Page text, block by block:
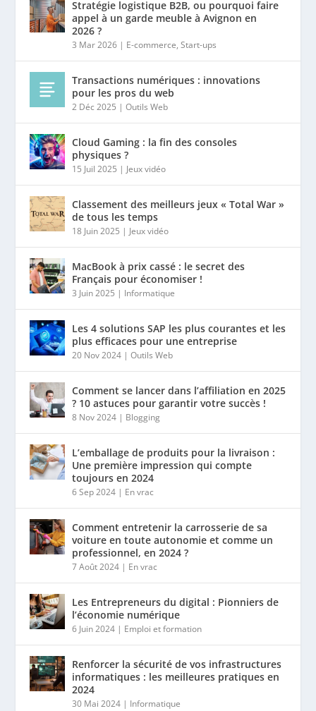
Stratégie logistique B2B, ou pourquoi faire
appel à un garde meuble à Avignon en
2026 ?
3 Mar 2026 | E-commerce,Start-ups
Transactions numériques : innovations
pour les pros du web
2 Déc 2025 |Outils Web
Cloud Gaming : la fin des consoles
physiques ?
15 Juil 2025 | Jeux vidéo
Classement des meilleurs jeux « Total War »
de tous les temps
18 Juin 2025 | Jeux vidéo
MacBook à prix cassé : le secret des
Français pour économiser !
3 Juin 2025 | Informatique
Les 4 solutions SAP les plus courantes et les
plus efficaces pour une entreprise
20 Nov 2024 |Outils Web
Comment se lancer dans l’affiliation en 2025
? 10 astuces pour garantir votre succès !
8 Nov 2024 | Blogging
L’emballage de produits pour la livraison :
Une première impression qui compte
toujours en 2024
6 Sep 2024 | En vrac
Comment entretenir la carrosserie de sa
voiture en toute autonomie et comme un
professionnel, en 2024 ?
7 Août 2024 | En vrac
Les Entrepreneurs du digital : Pionniers de
l’économie numérique
6 Juin 2024 | Emploi et formation
Renforcer la sécurité de vos infrastructures
informatiques : les meilleures pratiques en
2024
30 Mai 2024 | Informatique